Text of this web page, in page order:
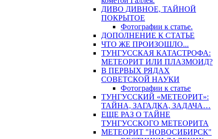
ДИВО ДИВНОЕ, ТАЙНОЙ
ПОКРЫТОЕ
Фотографии к статье.
ДОПОЛНЕНИЕ К СТАТЬЕ
ЧТО ЖЕ ПРОИЗОШЛО...
ТУНГУССКАЯ КАТАСТРОФА:
МЕТЕОРИТ ИЛИ ПЛАЗМОИД?
В ПЕРВЫХ РЯДАХ
СОВЕТСКОЙ НАУКИ
Фотографии к статье
ТУНГУССКИЙ «МЕТЕОРИТ»:
ТАЙНА, ЗАГАДКА, ЗАДАЧА…
ЕЩЕ РАЗ О ТАЙНЕ
ТУНГУССКОГО МЕТЕОРИТА
МЕТЕОРИТ "НОВОСИБИРСК"